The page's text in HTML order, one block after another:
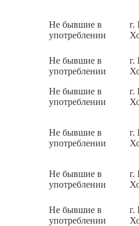
Не бывшие в
употреблении
г.
Не бывшие в
употреблении
г.
Не бывшие в
употреблении
г.
Не бывшие в
употреблении
г.
Не бывшие в
употреблении
г.
Не бывшие в
употреблении
г.